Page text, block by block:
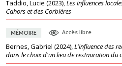
Taddio, Lucie (2023),Les influences
Cahors et des Corbières
MÉMOIRE Accès libre
Bernes, Gabriel (2024),L'influence des
dans le choix d'un lieu de restauration du